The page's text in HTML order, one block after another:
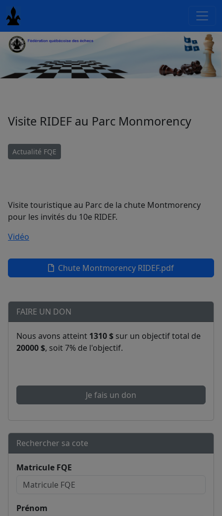
Visite RIDEF au Parc Monmorency
Actualité FQE
Visite touristique au Parc de la chute Montmorency
pour les invités du 10e RIDEF.
Vidéo
Chute Montmorency RIDEF.pdf
FAIRE UN DON
Nous avons atteint 1310 $ sur un objectif total de
20000 $, soit 7% de l'objectif.
Je fais un don
Rechercher sa cote
Matricule FQE
Prénom